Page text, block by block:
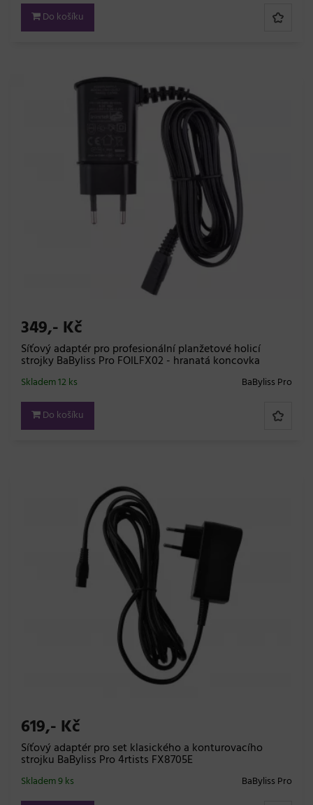
Do košíku
349,- Kč
Síťový adaptér pro profesionální planžetové holicí
strojky BaByliss Pro FOILFX02 - hranatá koncovka
BaByliss Pro
Skladem 12 ks
Do košíku
619,- Kč
Síťový adaptér pro set klasického a konturovacího
strojku BaByliss Pro 4rtists FX8705E
BaByliss Pro
Skladem 9 ks